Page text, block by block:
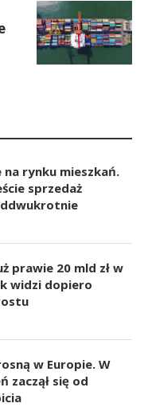
na rynku mieszkań.
sprzedaż
prawie 20 mld zł w
widzi dopiero
w Europie. W
zaczął się od